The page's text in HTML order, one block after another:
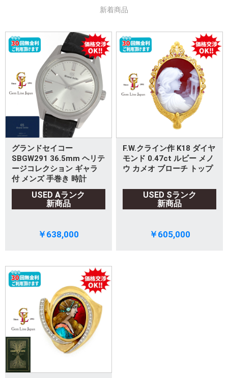
新着商品
グランドセイコー
SBGW291 36.5mm ヘリテ
ージコレクション ギャラ
付 メンズ 手巻き 時計
USED Aランク
新商品
￥638,000
F.W.クライン作 K18 ダイヤ
モンド 0.47ct ルビー メノ
ウ カメオ ブローチ トップ
USED Sランク
新商品
￥605,000